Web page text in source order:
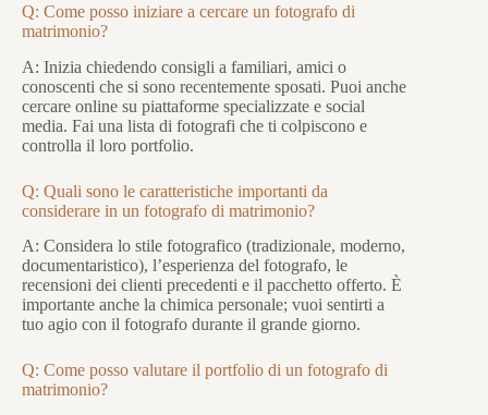
Q: Come posso iniziare a cercare un fotografo di
matrimonio?
A: Inizia chiedendo consigli a familiari, amici o
conoscenti che si sono recentemente sposati. Puoi anche
cercare online su piattaforme specializzate e social
media. Fai una lista di fotografi che ti colpiscono e
controlla il loro portfolio.
Q: Quali sono le caratteristiche importanti da
considerare in un fotografo di matrimonio?
A: Considera lo stile fotografico (tradizionale, moderno,
documentaristico), l’esperienza del fotografo, le
recensioni dei clienti precedenti e il pacchetto offerto. È
importante anche la chimica personale; vuoi sentirti a
tuo agio con il fotografo durante il grande giorno.
Q: Come posso valutare il portfolio di un fotografo di
matrimonio?